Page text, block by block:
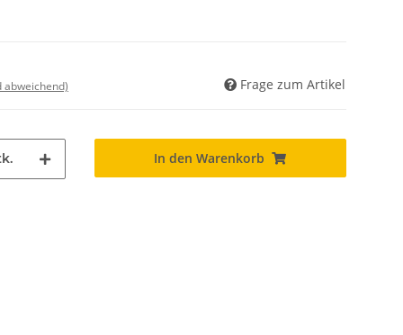
abweichend) Frage zum Artikel
In den Warenkorb